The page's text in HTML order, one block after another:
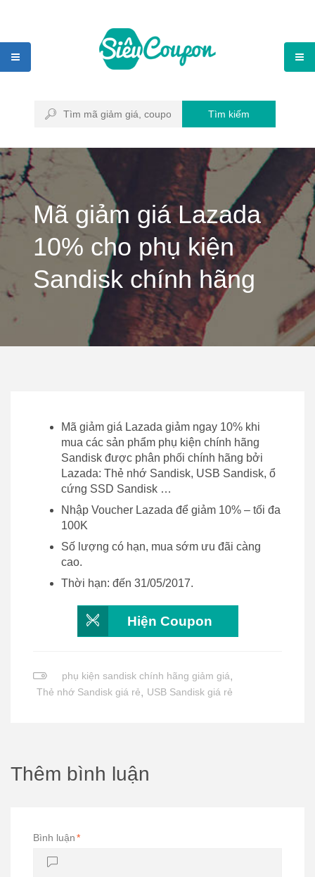
Tìm kiếm
Mã giảm giá Lazada
10% cho phụ kiện
Sandisk chính hãng
Mã giảm giá Lazada giảm ngay 10% khi
mua các sản phẩm phụ kiện chính hãng
Sandisk được phân phối chính hãng bởi
Lazada: Thẻ nhớ Sandisk, USB Sandisk, ổ
cứng SSD Sandisk …
Nhập Voucher Lazada để giảm 10% – tối đa
100K
Số lượng có hạn, mua sớm ưu đãi càng
cao.
Thời hạn: đến 31/05/2017.
Hiện Coupon
phụ kiện sandisk chính hãng giảm giá,
Thẻ nhớ Sandisk giá rẻ, USB Sandisk giá rẻ
Thêm bình luận
Bình luận*